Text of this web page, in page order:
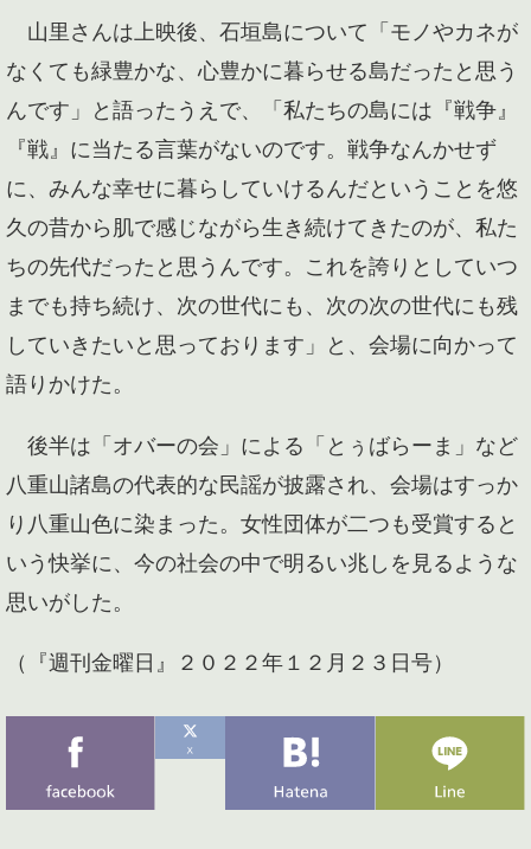
山里さんは上映後、石垣島について「モノやカネが
なくても緑豊かな、心豊かに暮らせる島だったと思う
んです」と語ったうえで、「私たちの島には『戦争』
『戦』に当たる言葉がないのです。戦争なんかせず
に、みんな幸せに暮らしていけるんだということを悠
久の昔から肌で感じながら生き続けてきたのが、私た
ちの先代だったと思うんです。これを誇りとしていつ
までも持ち続け、次の世代にも、次の次の世代にも残
していきたいと思っております」と、会場に向かって
語りかけた。
後半は「オバーの会」による「とぅばらーま」など
八重山諸島の代表的な民謡が披露され、会場はすっか
り八重山色に染まった。女性団体が二つも受賞すると
いう快挙に、今の社会の中で明るい兆しを見るような
思いがした。
（『週刊金曜日』２０２２年１２月２３日号）